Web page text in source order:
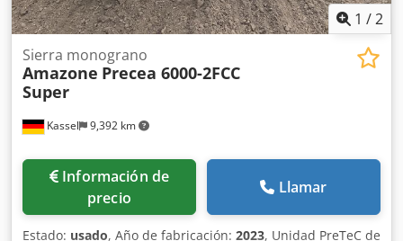
1 /2
Kassel 9,392 km
Sierra monograno
Amazone Precea 6000-2FCC
Super
Información de
precio
Llamar
Estado: usado, Año de fabricación: 2023, Unidad PreTeC de